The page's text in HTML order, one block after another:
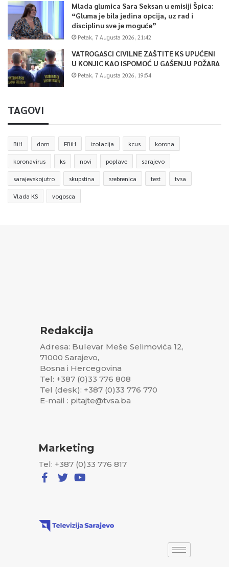
Mlada glumica Sara Seksan u emisiji Špica:
“Gluma je bila jedina opcija, uz rad i
disciplinu sve je moguće”
Petak, 7 Augusta 2026, 21:42
VATROGASCI CIVILNE ZAŠTITE KS UPUĆENI
U KONJIC KAO ISPOMOĆ U GAŠENJU POŽARA
Petak, 7 Augusta 2026, 19:54
TAGOVI
BiH dom FBiH izolacija kcus korona
koronavirus ks novi poplave sarajevo
sarajevskojutro skupstina srebrenica test tvsa
Vlada KS vogosca
Redakcija
Adresa: Bulevar Meše Selimovića 12,
71000 Sarajevo,
Bosna i Hercegovina
Tel: +387 (0)33 776 808
Tel (desk): +387 (0)33 776 770
E-mail : pitajte@tvsa.ba
Marketing
Tel: +387 (0)33 776 817